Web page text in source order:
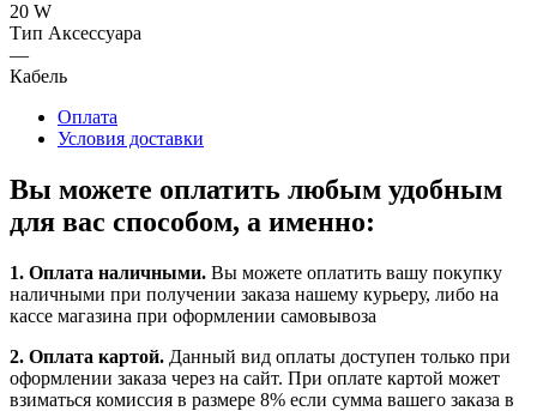
20 W
Тип Аксессуара
—
Кабель
Оплата
Условия доставки
Вы можете оплатить любым удобным
для вас способом, а именно:
1. Оплата наличными. Вы можете оплатить вашу покупку
наличными при получении заказа нашему курьеру, либо на
кассе магазина при оформлении самовывоза
2. Оплата картой. Данный вид оплаты доступен только при
оформлении заказа через на сайт. При оплате картой может
взиматься комиссия в размере 8% если сумма вашего заказа в